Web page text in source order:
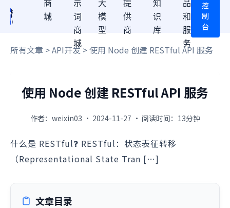
商
城
示
词
商
城
大
模
型
提
供
商
知
识
库
品
和
服
务
控
制
台
所有文章 >API开发> 使用 Node 创建 RESTful API 服务
使用 Node 创建 RESTful API 服务
作者：weixin03 · 2024-11-27 · 阅读时间：13分钟
什么是 RESTful❓ RESTful：状态表征转移
（Representational State Tran […]
文章目录